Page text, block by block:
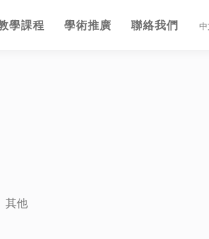
學課程 學術推廣 聯絡我們
其他